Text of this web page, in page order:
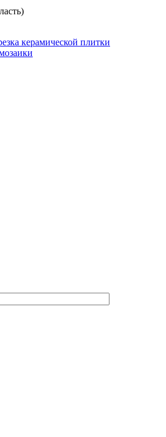
керамической плитки